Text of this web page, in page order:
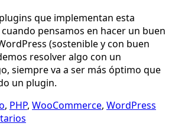
que implementan esta
pensamos en hacer un buen
(sostenible y con buen
resolver algo con un
siempre va a ser más óptimo que
un plugin.
, PHP, WooCommerce, WordPress